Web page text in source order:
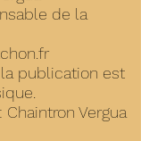
de la
publication est
Vergua